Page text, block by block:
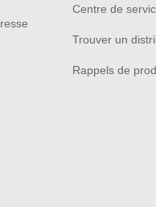
Centre de
Trouver un
Rappels de